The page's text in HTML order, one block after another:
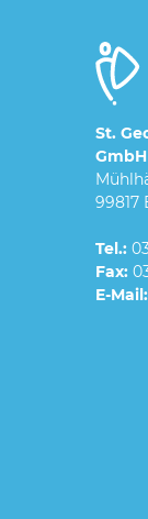
St.
GmbH
99817
Tel.:
Fax:
E-Mail: